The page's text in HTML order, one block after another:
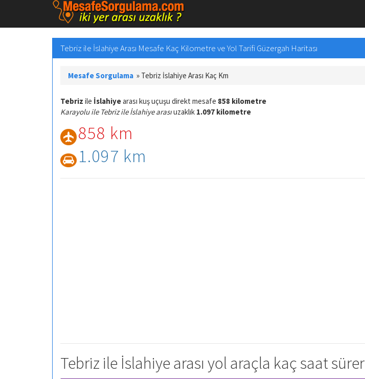
Tebriz ile İslahiye Arası Mesafe Kaç Kilometre ve Yol Tarifi Güzergah Haritası
Mesafe Sorgulama » Tebriz İslahiye Arası Kaç Km
Tebriz ile İslahiyearası kuş uçuşu direkt mesafe 858 kilometre
Karayolu ile Tebriz ile İslahiye arasıuzaklık 1.097 kilometre
858 km
1.097 km
Tebriz ile İslahiye arası yol araçla kaç saat sürer